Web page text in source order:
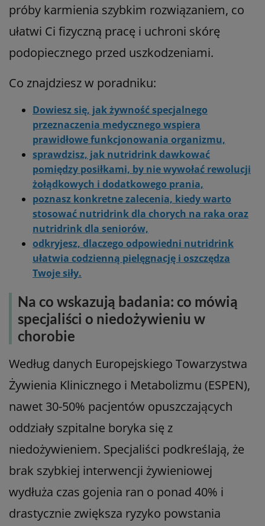
próby karmienia szybkim rozwiązaniem, co
ułatwi Ci fizyczną pracę i uchroni skórę
podopiecznego przed uszkodzeniami.
Co znajdziesz w poradniku:
Dowiesz się, jak żywność specjalnego
przeznaczenia medycznego wspiera
prawidłowe funkcjonowania organizmu,
sprawdzisz, jak nutridrink dawkować
pomiędzy posiłkami, by nie wywołać rewolucji
żołądkowych i dodatkowego prania,
poznasz konkretne zalecenia, kiedy warto
stosować nutridrink dla chorych na raka oraz
nutridrink dla seniorów,
odkryjesz, dlaczego odpowiedni nutridrink
ułatwia codzienną pielęgnację i oszczędza
Twoje siły.
Na co wskazują badania: co mówią
specjaliści o niedożywieniu w
chorobie
Według danych Europejskiego Towarzystwa
Żywienia Klinicznego i Metabolizmu (ESPEN),
nawet 30-50% pacjentów opuszczających
oddziały szpitalne boryka się z
niedożywieniem. Specjaliści podkreślają, że
brak szybkiej interwencji żywieniowej
wydłuża czas gojenia ran o ponad 40% i
drastycznie zwiększa ryzyko powstania